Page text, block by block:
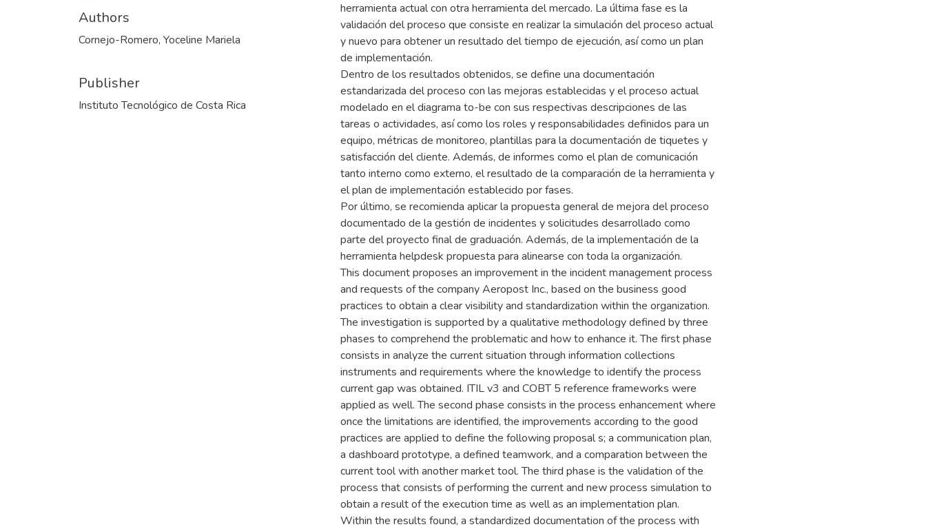
Authors
Cornejo-Romero, Yoceline Mariela
Publisher
Instituto Tecnológico de Costa Rica
herramienta actual con otra herramienta del mercado. La última fase es la
validación del proceso que consiste en realizar la simulación del proceso actual
y nuevo para obtener un resultado del tiempo de ejecución, así como un plan
de implementación.
Dentro de los resultados obtenidos, se define una documentación
estandarizada del proceso con las mejoras establecidas y el proceso actual
modelado en el diagrama to-be con sus respectivas descripciones de las
tareas o actividades, así como los roles y responsabilidades definidos para un
equipo, métricas de monitoreo, plantillas para la documentación de tiquetes y
satisfacción del cliente. Además, de informes como el plan de comunicación
tanto interno como externo, el resultado de la comparación de la herramienta y
el plan de implementación establecido por fases.
Por último, se recomienda aplicar la propuesta general de mejora del proceso
documentado de la gestión de incidentes y solicitudes desarrollado como
parte del proyecto final de graduación. Además, de la implementación de la
herramienta helpdesk propuesta para alinearse con toda la organización.
This document proposes an improvement in the incident management process
and requests of the company Aeropost Inc., based on the business good
practices to obtain a clear visibility and standardization within the organization.
The investigation is supported by a qualitative methodology defined by three
phases to comprehend the problematic and how to enhance it. The first phase
consists in analyze the current situation through information collections
instruments and requirements where the knowledge to identify the process
current gap was obtained. ITIL v3 and COBT 5 reference frameworks were
applied as well. The second phase consists in the process enhancement where
once the limitations are identified, the improvements according to the good
practices are applied to define the following proposal s; a communication plan,
a dashboard prototype, a defined teamwork, and a comparation between the
current tool with another market tool. The third phase is the validation of the
process that consists of performing the current and new process simulation to
obtain a result of the execution time as well as an implementation plan.
Within the results found, a standardized documentation of the process with